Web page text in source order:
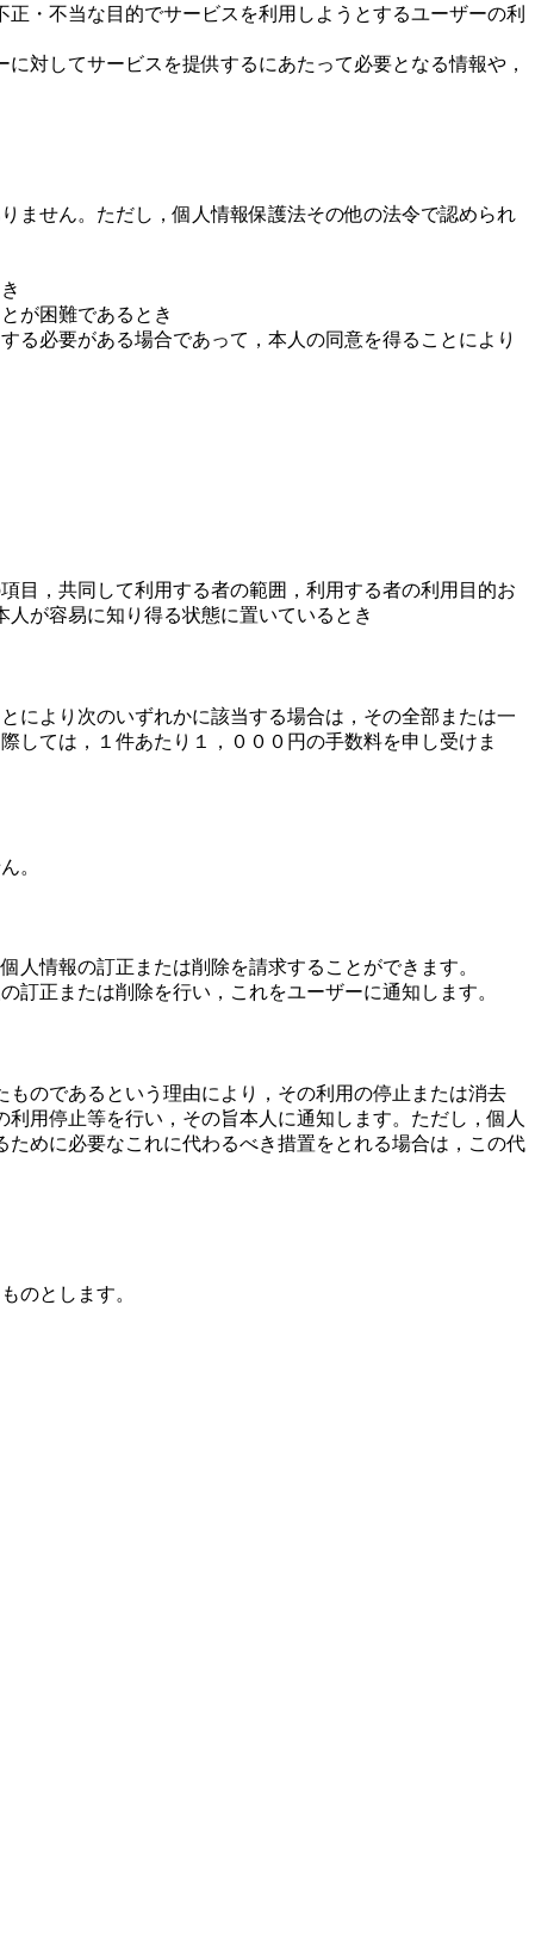
・不当な目的でサービスを利用しようとするユーザーの利
対してサービスを提供するにあたって必要となる情報や，
ません。ただし，個人情報保護法その他の法令で認められ
が困難であるとき
る必要がある場合であって，本人の同意を得ることにより
目，共同して利用する者の範囲，利用する者の利用目的お
が容易に知り得る状態に置いているとき
により次のいずれかに該当する場合は，その全部または一
しては，１件あたり１，０００円の手数料を申し受けま
。
情報の訂正または削除を請求することができます。
正または削除を行い，これをユーザーに通知します。
のであるという理由により，その利用の停止または消去
用停止等を行い，その旨本人に通知します。ただし，個人
めに必要なこれに代わるべき措置をとれる場合は，この代
のとします。